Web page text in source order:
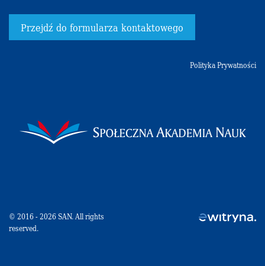
Przejdź do formularza kontaktowego
Polityka Prywatności
© 2016 - 2026 SAN. All rights
reserved.